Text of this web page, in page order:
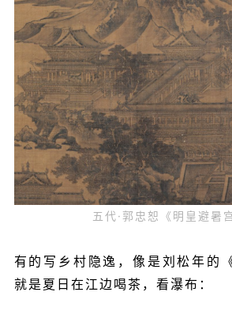
五代· 郭忠恕《明皇避暑
有的写乡村隐逸，像是刘松年的
就是夏日在江边喝茶，看瀑布：